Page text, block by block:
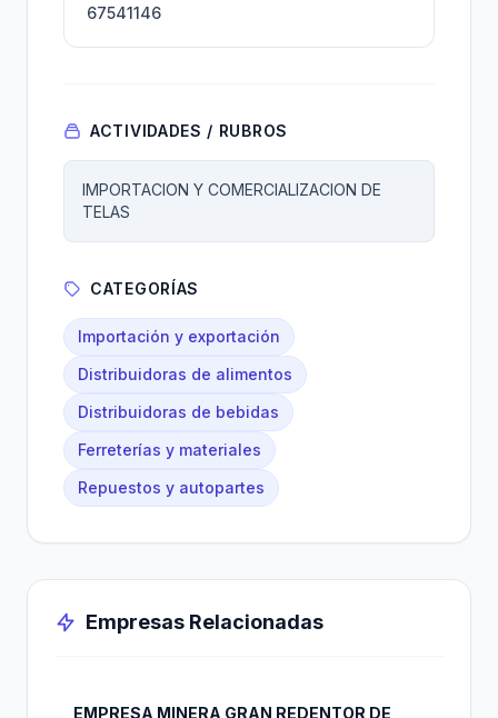
67541146
ACTIVIDADES / RUBROS
IMPORTACION Y COMERCIALIZACION DE
TELAS
CATEGORÍAS
Importación y exportación
Distribuidoras de alimentos
Distribuidoras de bebidas
Ferreterías y materiales
Repuestos y autopartes
Empresas Relacionadas
EMPRESA MINERA GRAN REDENTOR DE